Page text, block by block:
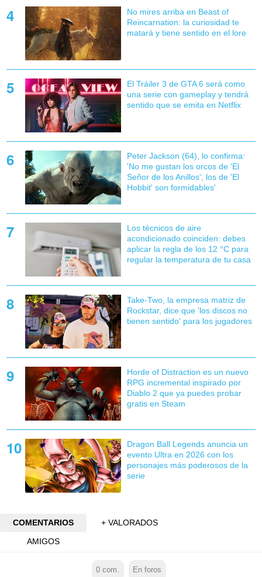
No mires arriba en Beast of
Reincarnation: la curiosidad te
matará y tiene sentido en el lore
El Tráiler 3 de GTA 6 será como
una serie con gameplay y tendrá
sentido que se emita en Netflix
Peter Jackson (64), lo confirma:
'No me gustan los orcos de 'El
Señor de los Anillos', los de 'El
Hobbit' son formidables'
Los técnicos de aire
acondicionado coinciden: debes
aplicar la regla de los 12 °C para
regular la temperatura de tu casa
Take-Two, la empresa matriz de
Rockstar, dice que 'los discos no
tienen sentido' para los jugadores
Horde of Distraction es un nuevo
RPG incremental inspirado por
Diablo 2 que ya puedes probar
gratis en Steam
Dragon Ball Legends anuncia un
evento Ultra en 2026 con los
personajes más poderosos de la
serie
COMENTARIOS
+ VALORADOS
AMIGOS
0 com. En foros